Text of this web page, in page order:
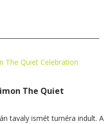
The Quiet
tavaly ismét turnéra indult. A